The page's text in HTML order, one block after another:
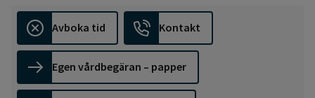
Avboka tid Kontakt
Egen vårdbegäran – papper